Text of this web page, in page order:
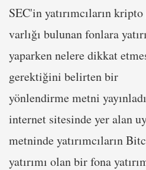
SEC'in yatırımcıların
varlığı bulunan fonlara
yaparken nelere dikkat
gerektiğini belirten bir
yönlendirme metni
internet sitesinde yer alan
metninde yatırımcıların
yatırımı olan bir fona